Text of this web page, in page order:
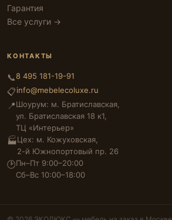
Гарантия
Все услуги →
КОНТАКТЫ
📞8 495 181-19-91
📋info@mebelecoluxe.ru
📍Шоурум: м. Братиславская,
ул. Братиславская 18 к1,
ТЦ «Интерьер»
🏭Цех: м. Кожуховская,
2-й Южнопортовый пр. 26
🕑Пн–Пт 9:00–20:00
Сб–Вс 10:00–18:00